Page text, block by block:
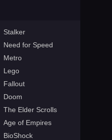
Stalker
Need for Speed
Metro
Lego
Fallout
Doom
The Elder Scrolls
Age of Empires
BioShock